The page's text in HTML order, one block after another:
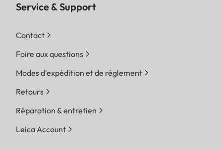
Service & Support
Contact
Foire aux questions
Modes d'expédition et de réglement
Retours
Réparation & entretien
Leica Account